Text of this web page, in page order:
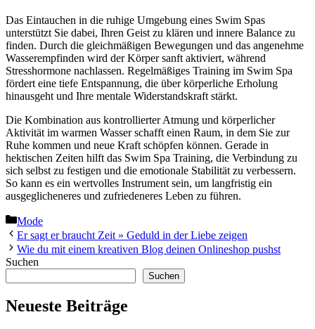
Das Eintauchen in die ruhige Umgebung eines Swim Spas
unterstützt Sie dabei, Ihren Geist zu klären und innere Balance zu
finden. Durch die gleichmäßigen Bewegungen und das angenehme
Wasserempfinden wird der Körper sanft aktiviert, während
Stresshormone nachlassen. Regelmäßiges Training im Swim Spa
fördert eine tiefe Entspannung, die über körperliche Erholung
hinausgeht und Ihre mentale Widerstandskraft stärkt.
Die Kombination aus kontrollierter Atmung und körperlicher
Aktivität im warmen Wasser schafft einen Raum, in dem Sie zur
Ruhe kommen und neue Kraft schöpfen können. Gerade in
hektischen Zeiten hilft das Swim Spa Training, die Verbindung zu
sich selbst zu festigen und die emotionale Stabilität zu verbessern.
So kann es ein wertvolles Instrument sein, um langfristig ein
ausgeglicheneres und zufriedeneres Leben zu führen.
Kategorien
Mode
Er sagt er braucht Zeit » Geduld in der Liebe zeigen
Wie du mit einem kreativen Blog deinen Onlineshop pushst
Suchen
Suchen
Neueste Beiträge